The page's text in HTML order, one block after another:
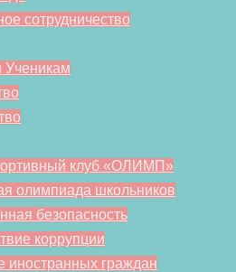
сотрудничество
Ученикам
клуб «ОЛИМП»
олимпиада школьников
безопасность
коррупции
иностранных граждан